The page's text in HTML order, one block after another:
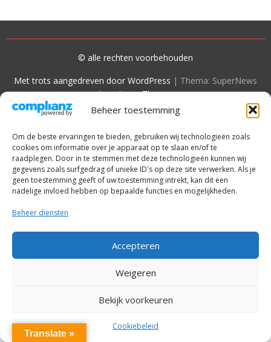
Beheer toestemming
Om de beste ervaringen te bieden, gebruiken wij technologieën zoals
cookies om informatie over je apparaat op te slaan en/of te
raadplegen. Door in te stemmen met deze technologieën kunnen wij
gegevens zoals surfgedrag of unieke ID's op deze site verwerken. Als je
geen toestemming geeft of uw toestemming intrekt, kan dit een
nadelige invloed hebben op bepaalde functies en mogelijkheden.
Beheer diensten
Accepteren
Weigeren
Bekijk voorkeuren
Cookiebeleid
© alle rechten voorbehouden
Met trots aangedreven door WordPress | Thema: SuperNews
doorAcme Themes
Translate »